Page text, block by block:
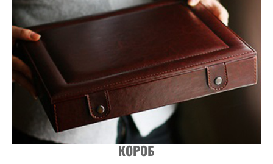
КОРОБ